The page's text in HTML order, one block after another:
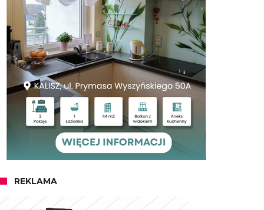
REKLAMA